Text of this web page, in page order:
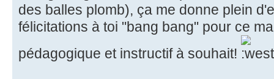
des balles plomb), ça me donne plein
félicitations à toi "bang bang" pour ce
pédagogique et instructif à souhait!